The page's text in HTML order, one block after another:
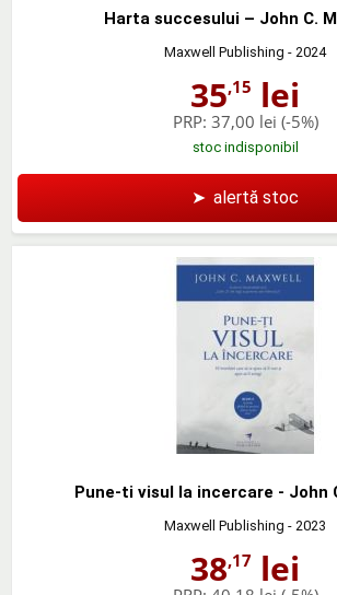
Harta succesului – John C.
Maxwell Publishing - 2024
35,15 lei
PRP: 37,00 lei (-5%)
stoc indisponibil
➤ alertă stoc
Pune-ti visul la incercare - John
Maxwell Publishing - 2023
38,17 lei